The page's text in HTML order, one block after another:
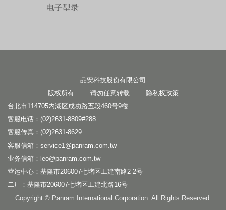
电子型录
品安科技股份有限公司
版权所有 请勿任意转载 隐私权政策
台北市114705内湖区成功路五段460号9楼
客服电话：(02)2631-8809#288
客服传真：(02)2631-8629
客服信箱： service1@panram.com.tw
业务信箱： leo@panram.com.tw
营运中心：基隆市206007七堵区工建南路2-2号
二厂：基隆市206007七堵区工建北路16号
Copyright © Panram International Corporation. All Rights Reserved.